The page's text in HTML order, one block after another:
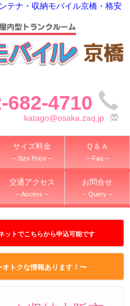
テナ・収納モバイル京橋・格安
682-4710
katago@osaka.zaq.jp
サイズ料金
– Size Price –
Ｑ＆Ａ
– Faq –
交通アクセス
– Access –
お問合せ
– Query –
ットでこちらから申込可能です
オトクな情報あります！〜